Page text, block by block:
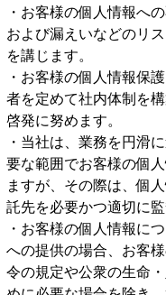
・お客様の個人情報へ
および漏えいなどのリ
を講じます。
・お客様の個人情報保
者を定めて社内体制を
啓発に努めます。
・当社は、業務を円滑
要な範囲でお客様の個
ますが、その際は、個
託先を必要かつ適切に監
・お客様の個人情報に
への提供の場合、お客
令の規定や公衆の生命